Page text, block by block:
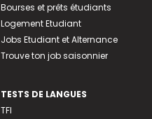
Bourses et prêts étudiants
Logement Etudiant
Jobs Etudiant et Alternance
Trouve ton job saisonnier
TESTS DE LANGUES
TFI